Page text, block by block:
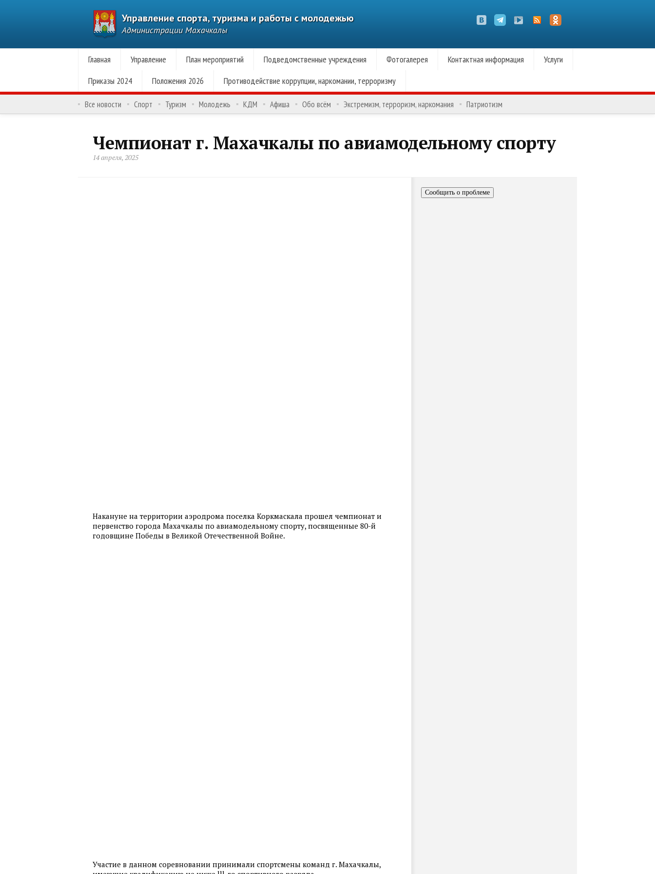
Управление спорта, туризма и работы с молодежью
Администрации Махачкалы
Главная Управление План мероприятий Подведомственные учреждения Фотогалерея Контактная информация
Услуги
Приказы 2024
Положения 2026 Противодействие коррупции, наркомании, терроризму
Все новости Спорт Туризм Молодежь КДМ Афиша Обо всём Экстремизм, терроризм, наркомания Патриотизм
Чемпионат г. Махачкалы по авиамодельному спорту
14 апреля, 2025
Накануне на территории аэродрома поселка Коркмаскала прошел чемпионат и
первенство города Махачкалы по авиамодельному спорту, посвященные 80-й
годовщине Победы в Великой Отечественной Войне.
Участие в данном соревновании принимали спортсмены команд г. Махачкалы,
Сообщить о проблеме